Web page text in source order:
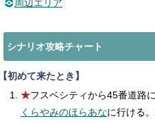
周辺エリア
シナリオ攻略チャート
初めて来たとき】
★フスベシティから45番道路
くらやみのほらあなに行ける